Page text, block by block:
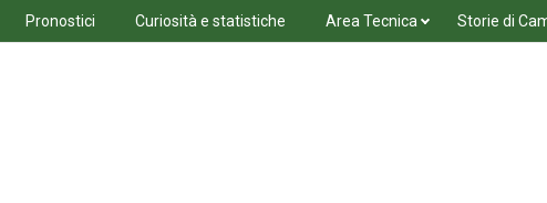
Pronostici Curiosità e statistiche Area Tecnica Storie di